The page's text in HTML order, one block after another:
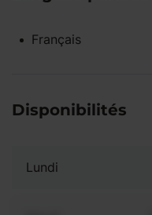
Français
Disponibilités
Lundi